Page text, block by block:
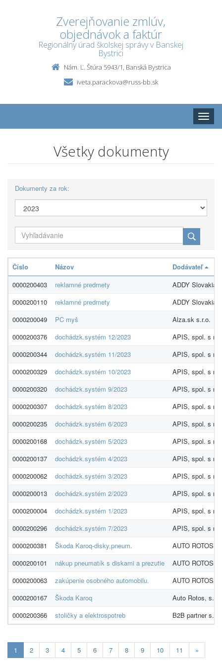
Zverejňovanie zmlúv,
objednávok a faktúr
Regionálny úrad školskej správy v Banskej
Bystrici
Nám. Ľ. Štúra 5943/1, Banská Bystrica
iveta.parackova@russ-bb.sk
Toggle
Všetky dokumenty
Dokumenty za rok:
Číslo Názov
Dodávateľ
0000200403
reklamné predmety
ADDY Slovakia,
0000200110
reklamné predmety
ADDY Slovakia,
0000200049
PC myš
Alza.sk s.r.o.
0000200376
dochádzk.systém 12/2023
APIS, spol. s r.o.
0000200344
dochádzk.systém 11/2023
APIS, spol. s r.o.
0000200329
dochádzk.systém 10/2023
APIS, spol. s r.o.
0000200320
dochádzk.systém 9/2023
APIS, spol. s r.o.
0000200307
dochádzk.systém 8/2023
APIS, spol. s r.o.
0000200235
dochádzk.systém 6/2023
APIS, spol. s r.o.
0000200168
dochádzk.systém 5/2023
APIS, spol. s r.o.
0000200137
dochádzk.systém 4/2023
APIS, spol. s r.o.
0000200062
dochádzk.systém 3/2023
APIS, spol. s r.o.
0000200013
dochádzk.systém 2/2023
APIS, spol. s r.o.
0000200004
dochádzk.systém 1/2023
APIS, spol. s r.o.
0000200296
dochádzk.systém 7/2023
APIS, spol. s r.o.
0000200381
Škoda Karoq-disky,pneum.
AUTO ROTOS -
0000200101
nákup pneumatík s diskami a prezutie
AUTO ROTOS -
0000200063
zakúpenie osobného automobilu.
AUTO ROTOS -
0000200167
Škoda Karoq
Auto Rotos,
0000200366
stoličky a elektrospotreb B2B partner
1 Aktualna-
stranka
2 3 4 5 6 7 8 9 10 11 »